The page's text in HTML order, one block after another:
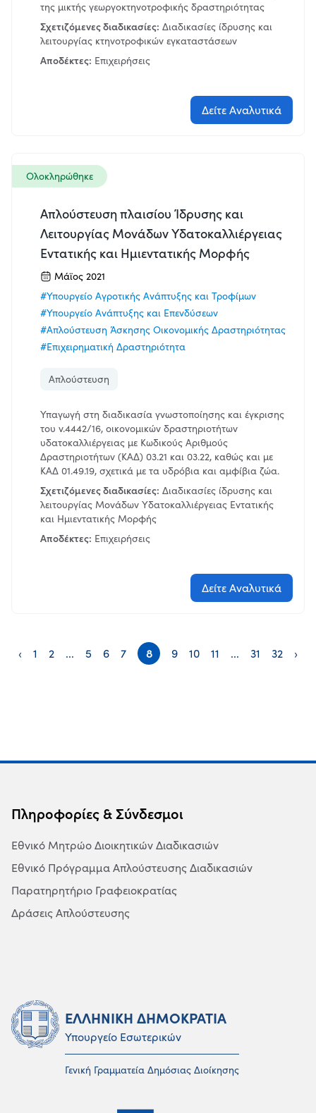
της μικτής γεωργοκτηνοτροφικής δραστηριότητας
Σχετιζόμενες διαδικασίες: Διαδικασίες ίδρυσης και
λειτουργίας κτηνοτροφικών εγκαταστάσεων
Αποδέκτες: Επιχειρήσεις
Δείτε Αναλυτικά
Ολοκληρώθηκε
Απλούστευση πλαισίου Ίδρυσης και
Λειτουργίας Μονάδων Υδατοκαλλιέργειας
Εντατικής και Ημιεντατικής Μορφής
Μάϊος 2021
#Επιχειρηματική Δραστηριότητα
#Απλούστευση Άσκησης Οικονομικής Δραστηριότητας
#Υπουργείο Ανάπτυξης και Επενδύσεων
#Υπουργείο Αγροτικής Ανάπτυξης και Τροφίμων
Απλούστευση
Υπαγωγή στη διαδικασία γνωστοποίησης και έγκρισης
του ν.4442/16, οικονομικών δραστηριοτήτων
υδατοκαλλιέργειας με Κωδικούς Αριθμούς
Δραστηριοτήτων (ΚΑΔ) 03.21 και 03.22, καθώς και με
ΚΑΔ 01.49.19, σχετικά με τα υδρόβια και αμφίβια ζώα.
Σχετιζόμενες διαδικασίες: Διαδικασίες ίδρυσης και
λειτουργίας Μονάδων Υδατοκαλλιέργειας Εντατικής
και Ημιεντατικής Μορφής
Αποδέκτες: Επιχειρήσεις
Δείτε Αναλυτικά
‹ 1 2 ... 5 6 7 8 9 10 11 ... 31 32 ›
Πληροφορίες & Σύνδεσμοι
Εθνικό Μητρώο Διοικητικών Διαδικασιών
Εθνικό Πρόγραμμα Απλούστευσης Διαδικασιών
Παρατηρητήριο Γραφειοκρατίας
Δράσεις Απλούστευσης
ΕΛΛΗΝΙΚΗ ΔΗΜΟΚΡΑΤΙΑ
Υπουργείο Εσωτερικών
Γενική Γραμματεία Δημόσιας Διοίκησης